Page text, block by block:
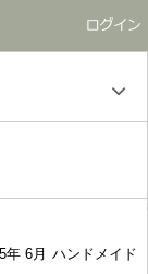
年 6月 ハンドメイド